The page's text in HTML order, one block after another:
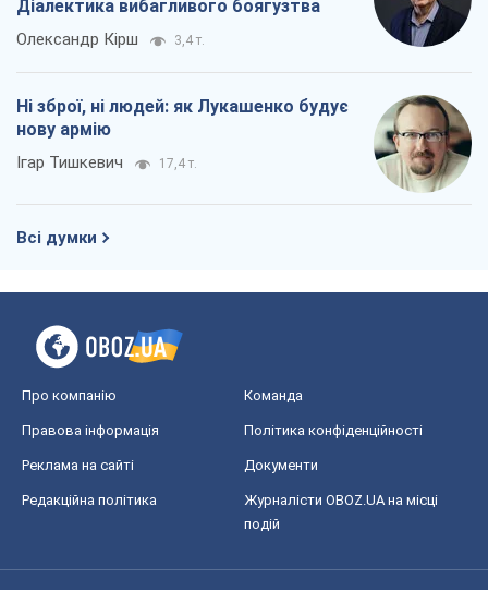
Діалектика вибагливого боягузтва
Олександр Кірш 3,4 т.
Ні зброї, ні людей: як Лукашенко будує
нову армію
Ігар Тишкевич 17,4 т.
Всі думки
Про компанію Команда
Правова інформація Політика конфіденційності
Реклама на сайті Документи
Редакційна політика
Журналісти OBOZ.UA на місці
подій